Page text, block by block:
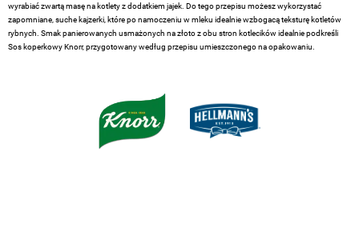
wyrabiać zwartą masę na kotlety z dodatkiem jajek. Do tego przepisu możesz wykorzystać
zapomniane, suche kajzerki, które po namoczeniu w mleku idealnie wzbogacą teksturę kotletów
rybnych. Smak panierowanych usmażonych na złoto z obu stron kotlecików idealnie podkreśli
Sos koperkowy Knorr, przygotowany według przepisu umieszczonego na opakowaniu.